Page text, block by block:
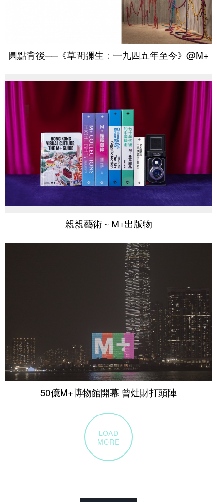
圓點背後──《草間彌生：一九四五年至今》@M+
親親藝術～M+出版物
50億M+博物館開幕 曾灶財打頭陣
LOAD
MORE